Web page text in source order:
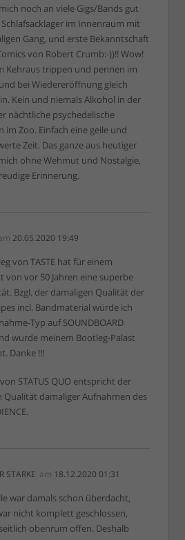
noch an viele Gigs/Bands gut
im Innenraum mit
Gang, und erste Bekanntschaft
von Robert Crumb:-))!! Wow!
Kehraus trippen und pennen im
bei Wiedereröffnung gleich
Kein und niemals Alkohol in der
nächtliche psychedelische
im Zoo. Einfach eine geile und
Zeit. Das ganze aus heutiger
ohne Wehmut und Nostalgie,
Erinnerung.
20.05.2020 19:49
von TASTE hat für einem
von vor 50 Jahren eine superbe
Bzgl. der damaligen Qualität der
incl. Bandmaterial würde ich
Typ auf SOUNDBOARD
wurde meinem Bootleg-Palast
Danke !!!
STATUS QUO entspricht der
Qualität damaliger Aufnahmen des
STARKE am 18.12.2020 01:31
war damals schon überdacht,
nicht komplett geschlossen,
obenrum offen. Deshalb